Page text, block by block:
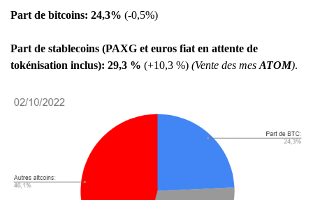
Part de bitcoins: 24,3% (-0,5%)
Part de stablecoins (PAXG et euros fiat en attente de
tokénisation inclus): 29,3 % (+10,3 %) (Vente des mes ATOM).